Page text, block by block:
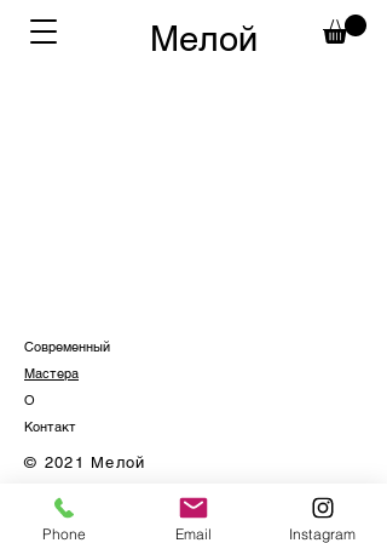
Мелой
Современный
Мастера
О
Контакт
© 2021 Мелой
Phone Email Instagram